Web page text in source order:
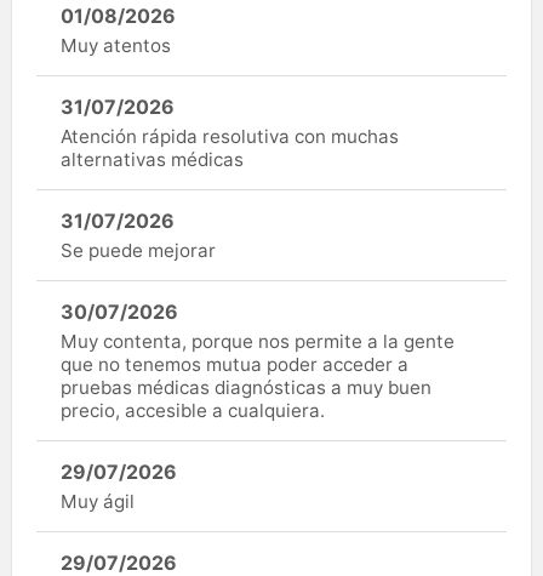
01/08/2026
Muy atentos
31/07/2026
Atención rápida resolutiva con muchas
alternativas médicas
31/07/2026
Se puede mejorar
30/07/2026
Muy contenta, porque nos permite a la gente
que no tenemos mutua poder acceder a
pruebas médicas diagnósticas a muy buen
precio, accesible a cualquiera.
29/07/2026
Muy ágil
29/07/2026